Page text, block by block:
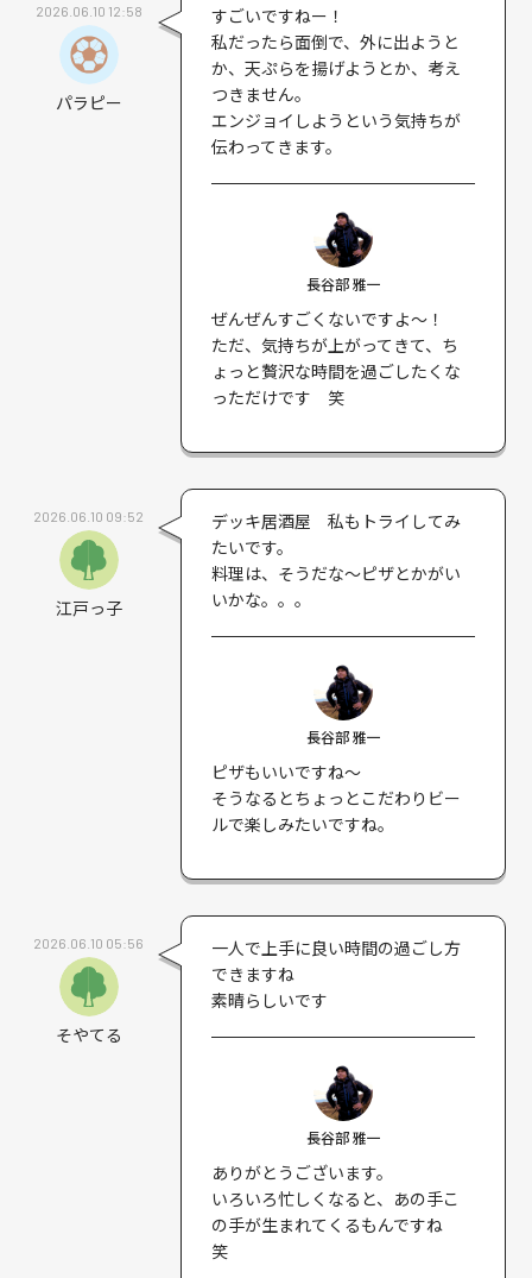
2026.06.10 12:58
パラピー
すごいですねー！
私だったら面倒で、外に出ようと
か、天ぷらを揚げようとか、考え
つきません。
エンジョイしようという気持ちが
伝わってきます。
長谷部 雅一
ぜんぜんすごくないですよ〜！
ただ、気持ちが上がってきて、ち
ょっと贅沢な時間を過ごしたくな
っただけです 笑
2026.06.10 09:52
江戸っ子
デッキ居酒屋 私もトライしてみ
たいです。
料理は、そうだな～ピザとかがい
いかな。。。
長谷部 雅一
ピザもいいですね〜
そうなるとちょっとこだわりビー
ルで楽しみたいですね。
2026.06.10 05:56
そやてる
一人で上手に良い時間の過ごし方
できますね
素晴らしいです
長谷部 雅一
ありがとうございます。
いろいろ忙しくなると、あの手こ
の手が生まれてくるもんですね
笑